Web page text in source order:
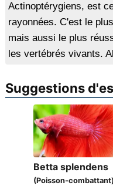
Actinoptérygiens, est
rayonnées. C'est le
mais aussi le plus
les vertébrés vivants.
Suggestions
Betta splendens
(Poisson-combattant)